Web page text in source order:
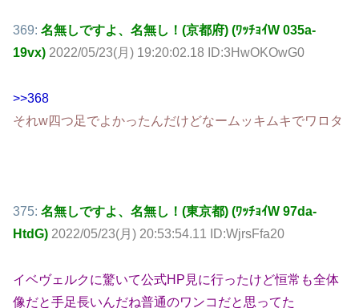
369: 名無しですよ、名無し！(京都府) (ﾜｯﾁｮｲW 035a-
19vx) 2022/05/23(月) 19:20:02.18 ID:3HwOKOwG0
>>368
それw四つ足でよかったんだけどなームッキムキでワロタ
375: 名無しですよ、名無し！(東京都) (ﾜｯﾁｮｲW 97da-
HtdG) 2022/05/23(月) 20:53:54.11 ID:WjrsFfa20
イベヴェルクに驚いて公式HP見に行ったけど恒常も全体
像だと手足長いんだね普通のワンコだと思ってた